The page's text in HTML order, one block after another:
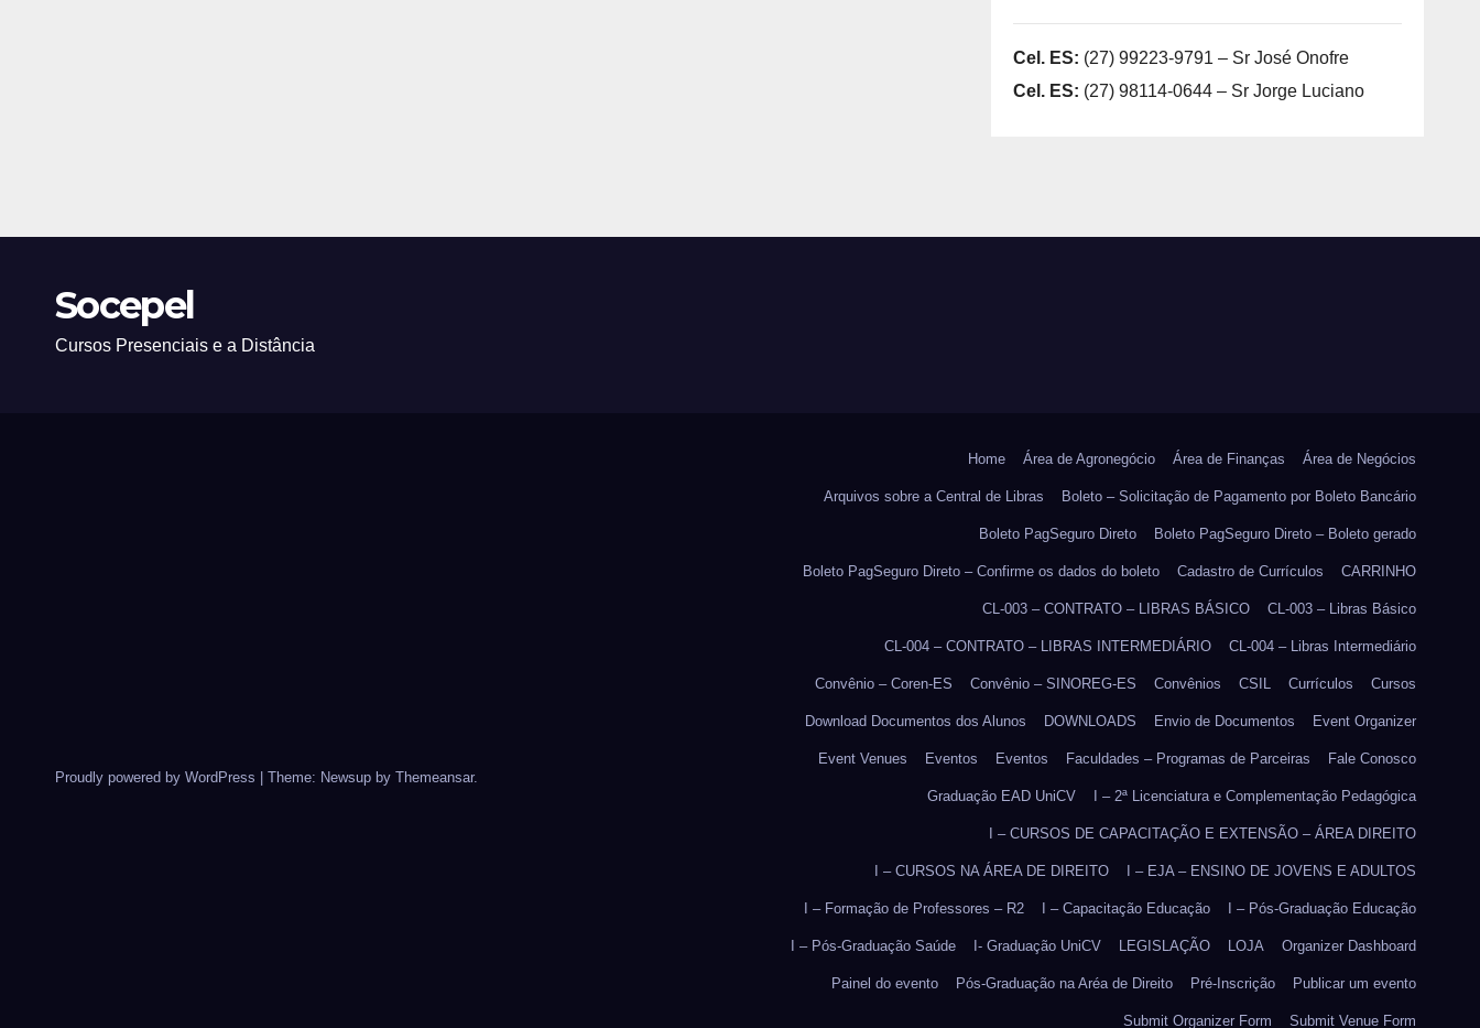
Cel. ES: (27) 99223-9791 – Sr José Onofre
Cel. ES: (27) 98114-0644 – Sr Jorge Luciano
Socepel
Cursos Presenciais e a Distância
Proudly powered by WordPress Theme: Newsup by Themeansar.
Home Área de Agronegócio Área de Finanças Área de Negócios
Arquivos sobre a Central de Libras Boleto – Solicitação de Pagamento por Boleto Bancário
Boleto PagSeguro Direto Boleto PagSeguro Direto – Boleto gerado
Boleto PagSeguro Direto – Confirme os dados do boleto Cadastro de Currículos CARRINHO
CL-003 – CONTRATO – LIBRAS BÁSICO CL-003 – Libras Básico
CL-004 – CONTRATO – LIBRAS INTERMEDIÁRIO CL-004 – Libras Intermediário
Convênio – Coren-ES Convênio – SINOREG-ES Convênios CSIL Currículos Cursos
Download Documentos dos Alunos DOWNLOADS Envio de Documentos Event Organizer
Event Venues Eventos Eventos Faculdades – Programas de Parceiras Fale Conosco
Graduação EAD UniCV I – 2ª Licenciatura e Complementação Pedagógica
I – CURSOS DE CAPACITAÇÃO E EXTENSÃO – ÁREA DIREITO
I – CURSOS NA ÁREA DE DIREITO I – EJA – ENSINO DE JOVENS E ADULTOS
I – Formação de Professores – R2 I – Capacitação Educação I – Pós-Graduação Educação
I – Pós-Graduação Saúde I- Graduação UniCV LEGISLAÇÃO LOJA Organizer Dashboard
Painel do evento Pós-Graduação na Aréa de Direito Pré-Inscrição Publicar um evento
Submit Organizer Form Submit Venue Form